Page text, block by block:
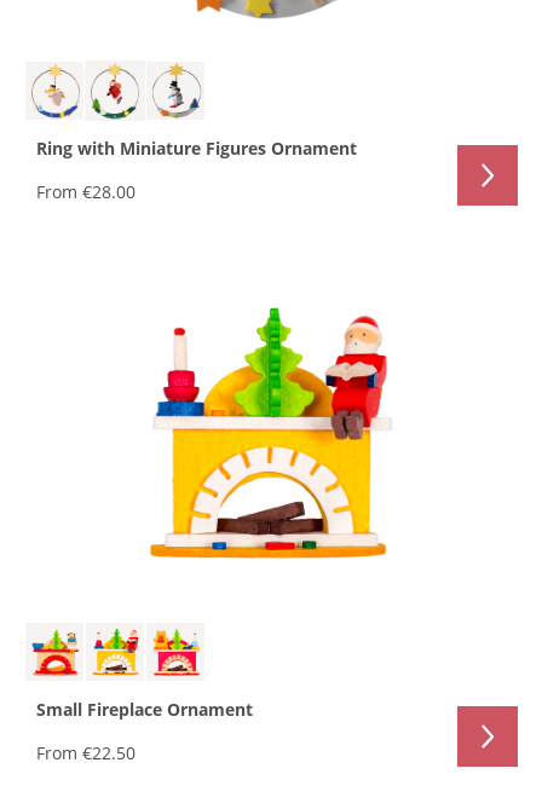
Ring with Miniature Figures Ornament
From €28.00
Small Fireplace Ornament
From €22.50